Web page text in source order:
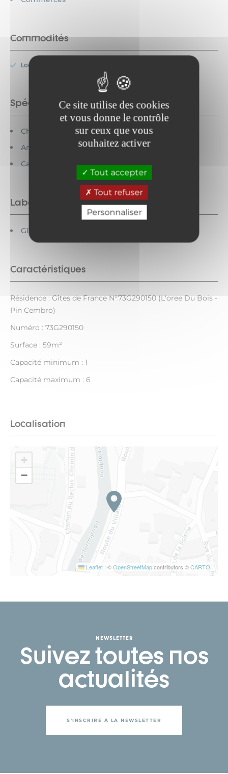
Ce site utilise des cookies
et vous donne le contrôle
sur ceux que vous
souhaitez activer
Tout accepter
Tout refuser
Personnaliser
Commodités
Location de linge
Spécificités
Chèques vacances acceptés
Animaux acceptés
Cartes bancaires acceptées
Labels
Gîtes de France
Caractéristiques
Résidence : Gîtes de France N°73G290150 (L'oree Du Bois -
Pin Cembro)
Numéro : 73G290150
Surface : 59m²
Capacité minimum : 1
Capacité maximum : 6
Localisation
+
−
Leaflet | ©OpenStreetMapcontributors ©CARTO
NEWSLETTER
Suivez toutes nos
actualités
S'INSCRIRE À LA NEWSLETTER